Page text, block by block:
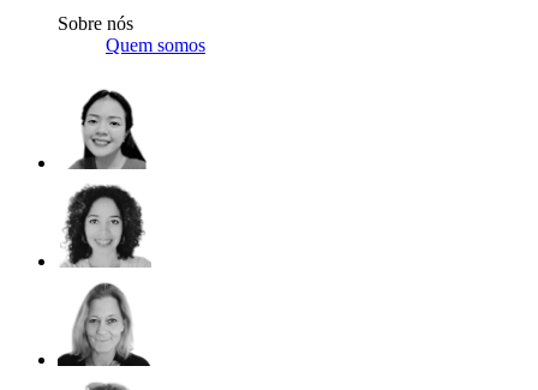
Sobre nós
Quem somos